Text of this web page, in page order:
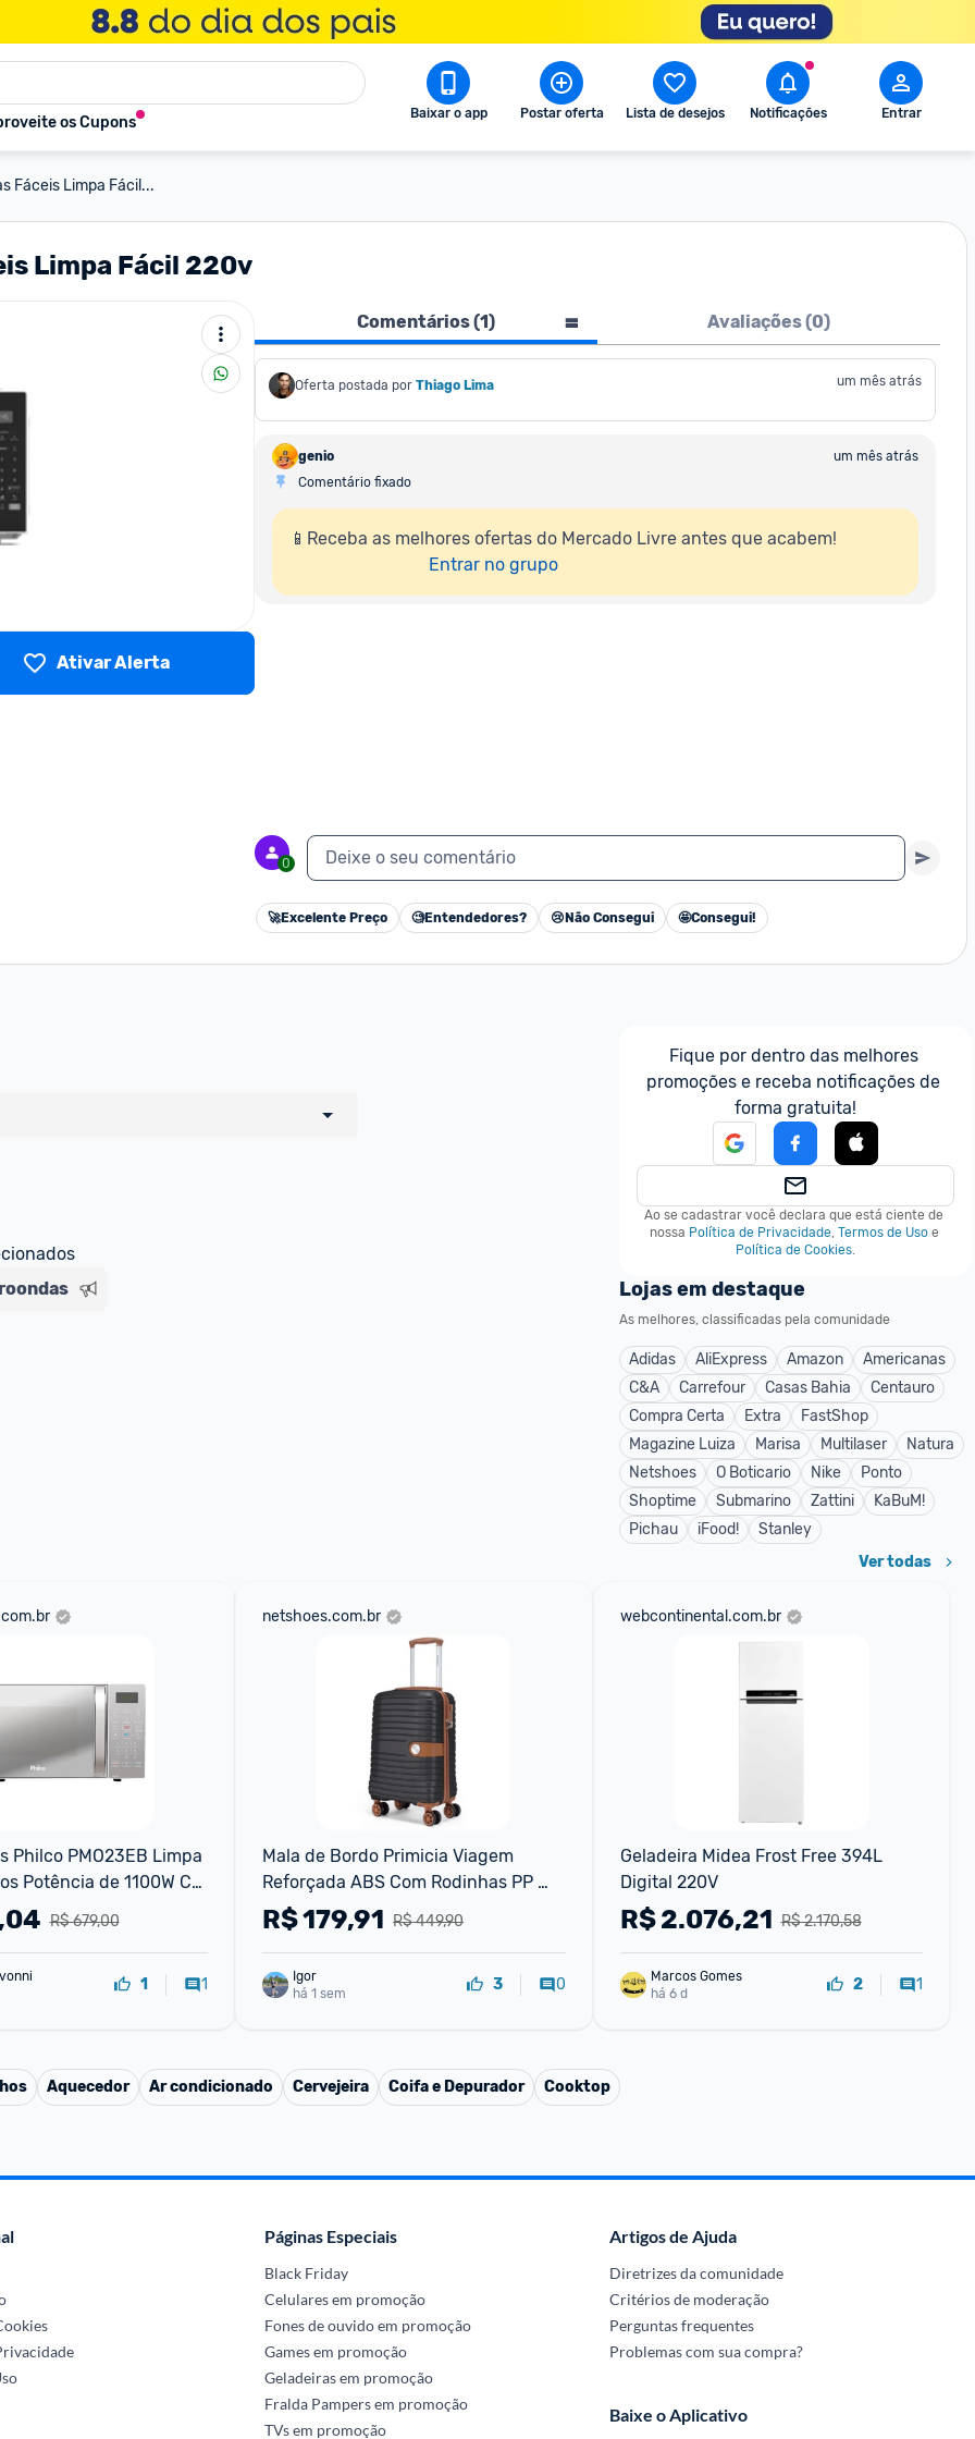
os Cupons Baixar o app Postar oferta Lista de desejos Notificações Entrar
Fáceis Limpa Fácil...
Limpa Fácil 220v
Ativar Alerta
Comentários (1) Avaliações (0)
Oferta postada por Thiago Lima um mês atrás
genio
um mês atrás
Comentário fixado
📱Receba as melhores ofertas do Mercado Livre antes que acabem!
Entrar no grupo
0 Deixe o seu comentário
🚀Excelente Preço 🧐Entendedores? 😢 Não Consegui 🤩Consegui!
um marketplace, nós indicamos no
sinalizamos através da tag
Fique por dentro das melhores
promoções e receba notificações de
forma gratuita!
Ao se cadastrar você declara que está ciente de
nossa Política de Privacidade, Termos de Uso e
Política de Cookies.
Lojas em destaque
As melhores, classificadas pela comunidade
Adidas AliExpress Amazon
Americanas
C&A
Carrefour Casas Bahia
Centauro
Compra Certa
Extra
FastShop
Magazine Luiza
Marisa Multilaser
Natura
Netshoes
O Boticario Nike
Ponto
Shoptime
Submarino Zattini
KaBuM!
Pichau
iFood! Stanley
Ver todas
Philco PMO23EB Limpa
Potência de 1100W Cor
R$ 679,00
1 1
netshoes.com.br
Mala de Bordo Primicia Viagem
Reforçada ABS Com Rodinhas PP
Cadeado TSA Espaçosa 33 Litros
R$ 449,90
R$179,91
Igor
há 1 sem
3 0
webcontinental.com.br
Geladeira Midea Frost Free 394L
Digital 220V
R$ 2.170,58
R$2.076,21
Marcos Gomes
há 6 d
2 1
Aquecedor Ar condicionado Cervejeira Coifa e Depurador Cooktop
Páginas Especiais
Black Friday
Celulares em promoção
Fones de ouvido em promoção
Games em promoção
Geladeiras em promoção
Fralda Pampers em promoção
TVs em promoção
Artigos de Ajuda
Diretrizes da comunidade
Critérios de moderação
Perguntas frequentes
Problemas com sua compra?
Baixe o Aplicativo